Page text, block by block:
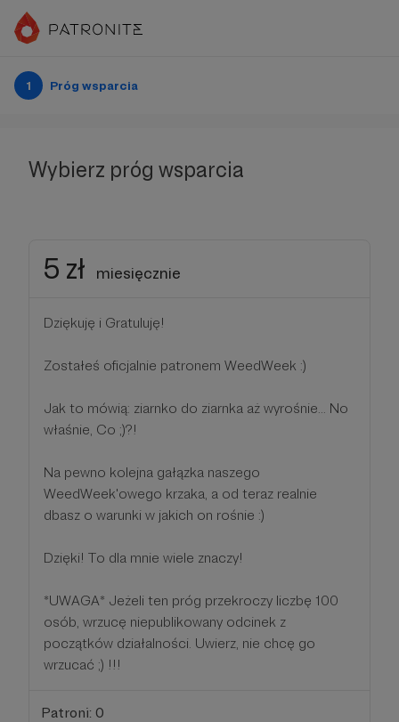
1 Próg wsparcia
Wybierz próg wsparcia
5 zł miesięcznie
Dziękuję i Gratuluję!
Zostałeś oficjalnie patronem WeedWeek :)
Jak to mówią: ziarnko do ziarnka aż wyrośnie... No
właśnie, Co ;)?!
Na pewno kolejna gałązka naszego
WeedWeek'owego krzaka, a od teraz realnie
dbasz o warunki w jakich on rośnie :)
Dzięki! To dla mnie wiele znaczy!
*UWAGA* Jeżeli ten próg przekroczy liczbę 100
osób, wrzucę niepublikowany odcinek z
początków działalności. Uwierz, nie chcę go
wrzucać ;) !!!
Patroni: 0